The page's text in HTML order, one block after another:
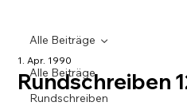
Alle Beiträge
Rundschreiben
Alle Beiträge
Rundschreiben
1. Apr. 1990